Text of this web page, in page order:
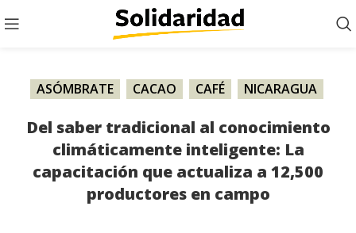
ASÓMBRATE CACAO CAFÉ NICARAGUA
Del saber tradicional al conocimiento
climáticamente inteligente: La
capacitación que actualiza a 12,500
productores en campo